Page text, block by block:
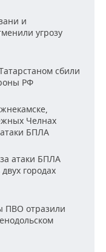
и
угрозу
сбили
РФ
Челнах
БПЛА
атаки БПЛА
городах
ПВО отразили